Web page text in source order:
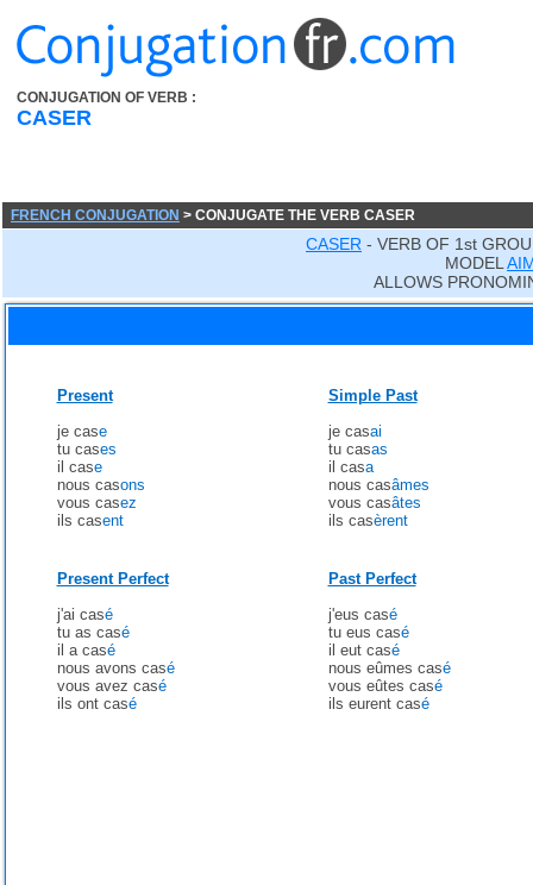
CONJUGATION OF VERB :
CASER
FRENCH CONJUGATION > CONJUGATE THE VERB CASER
CASER - VERB OF 1st
MODEL
ALLOWS
Present
je case
tu cases
il case
nous casons
vous casez
ils casent
Simple Past
je casai
tu casas
il casa
nous casâmes
vous casâtes
ils casèrent
Present Perfect
j'ai casé
tu as casé
il a casé
nous avons casé
vous avez casé
ils ont casé
Past Perfect
j'eus casé
tu eus casé
il eut casé
nous eûmes casé
vous eûtes casé
ils eurent casé